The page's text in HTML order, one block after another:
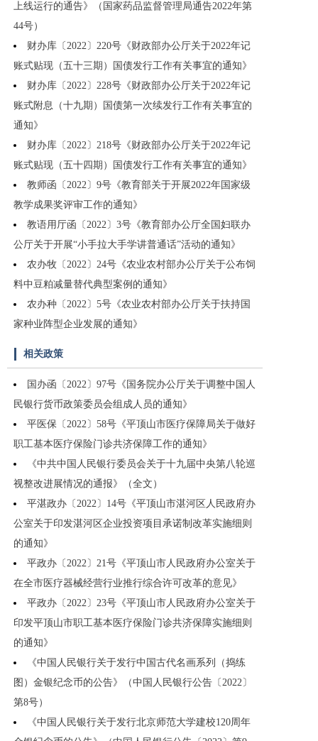
上线运行的通告》（国家药品监督管理局通告2022年第
44号）
财办库〔2022〕220号《财政部办公厅关于2022年记
账式贴现（五十三期）国债发行工作有关事宜的通知》
财办库〔2022〕228号《财政部办公厅关于2022年记
账式附息（十九期）国债第一次续发行工作有关事宜的
通知》
财办库〔2022〕218号《财政部办公厅关于2022年记
账式贴现（五十四期）国债发行工作有关事宜的通知》
教师函〔2022〕9号《教育部关于开展2022年国家级
教学成果奖评审工作的通知》
教语用厅函〔2022〕3号《教育部办公厅全国妇联办
公厅关于开展“小手拉大手学讲普通话”活动的通知》
农办牧〔2022〕24号《农业农村部办公厅关于公布饲
料中豆粕减量替代典型案例的通知》
农办种〔2022〕5号《农业农村部办公厅关于扶持国
家种业阵型企业发展的通知》
相关政策
国办函〔2022〕97号《国务院办公厅关于调整中国人
民银行货币政策委员会组成人员的通知》
平医保〔2022〕58号《平顶山市医疗保障局关于做好
职工基本医疗保险门诊共济保障工作的通知》
《中共中国人民银行委员会关于十九届中央第八轮巡
视整改进展情况的通报》（全文）
平湛政办〔2022〕14号《平顶山市湛河区人民政府办
公室关于印发湛河区企业投资项目承诺制改革实施细则
的通知》
平政办〔2022〕21号《平顶山市人民政府办公室关于
在全市医疗器械经营行业推行综合许可改革的意见》
平政办〔2022〕23号《平顶山市人民政府办公室关于
印发平顶山市职工基本医疗保险门诊共济保障实施细则
的通知》
《中国人民银行关于发行中国古代名画系列（捣练
图）金银纪念币的公告》（中国人民银行公告〔2022〕
第8号）
《中国人民银行关于发行北京师范大学建校120周年